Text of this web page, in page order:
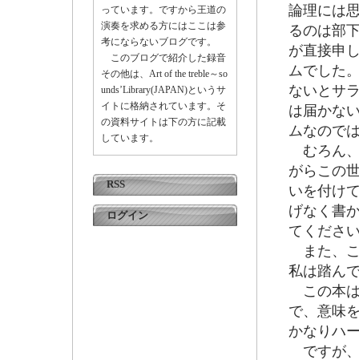
っています。ですから王道の
演奏を求める方にはここは参
考にならないブログです。
このブログで紹介した録音
その他は、Art of the treble～so
unds’Library(JAPAN)というサ
イトに格納されています。そ
の資料サイトは下の方に記載
しています。
RSS
ログイン
論理には
るのは部
が直接申
ムでした
ないとサ
は届かな
ムなので
むろん
がらこの
いを付け
げなく書
てくださ
また、
私は踏ん
この本は
で、意味
かなりハ
ですが